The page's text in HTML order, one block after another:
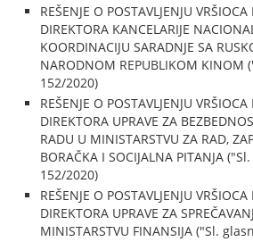
REŠENJE O POSTAVLJENJU
DIREKTORA KANCELARIJE
KOORDINACIJU SARADNJE SA
NARODNOM REPUBLIKOM KINOM
152/2020)
REŠENJE O POSTAVLJENJU
DIREKTORA UPRAVE ZA
RADU U MINISTARSTVU ZA RAD,
BORAČKA I SOCIJALNA PITANJA
152/2020)
REŠENJE O POSTAVLJENJU
DIREKTORA UPRAVE ZA
MINISTARSTVU FINANSIJA ("Sl.